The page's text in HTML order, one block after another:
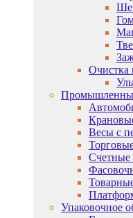
Очистка
Весы с
Счетные
Упаковочное